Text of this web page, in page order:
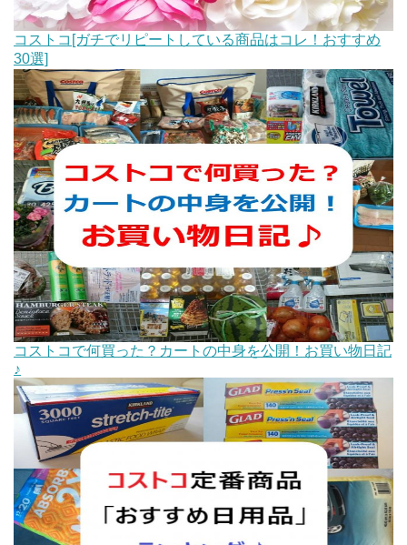
コストコ[ガチでリピートしている商品はコレ！おすすめ
30選]
コストコで何買った？カートの中身を公開！お買い物日記
♪